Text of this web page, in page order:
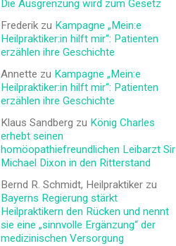
Die Ausgrenzung wird zum Gesetz
Frederik zu Kampagne „Mein:e
Heilpraktiker:in hilft mir“: Patienten
erzählen ihre Geschichte
Annette zu Kampagne „Mein:e
Heilpraktiker:in hilft mir“: Patienten
erzählen ihre Geschichte
Klaus Sandberg zu König Charles
erhebt seinen
homöopathiefreundlichen Leibarzt Sir
Michael Dixon in den Ritterstand
Bernd R. Schmidt, Heilpraktiker zu
Bayerns Regierung stärkt
Heilpraktikern den Rücken und nennt
sie eine „sinnvolle Ergänzung“ der
medizinischen Versorgung